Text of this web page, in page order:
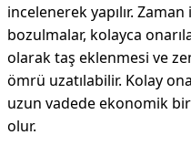
incelenerek yapılır.
bozulmalar, kolayca
olarak taş eklenmesi ve
ömrü uzatılabilir. Kolay
uzun vadede ekonomik bir
olur.